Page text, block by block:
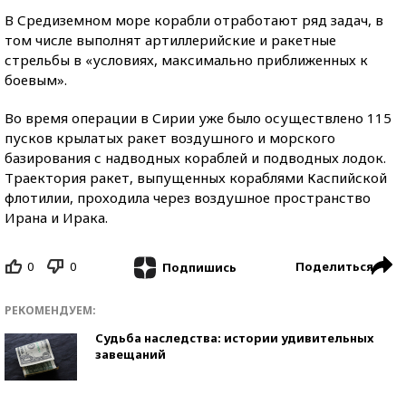
В Средиземном море корабли отработают ряд задач, в
том числе выполнят артиллерийские и ракетные
стрельбы в «условиях, максимально приближенных к
боевым».
Во время операции в Сирии уже было осуществлено 115
пусков крылатых ракет воздушного и морского
базирования с надводных кораблей и подводных лодок.
Траектория ракет, выпущенных кораблями Каспийской
флотилии, проходила через воздушное пространство
Ирана и Ирака.
0 0 Подпишись Поделиться
РЕКОМЕНДУЕМ:
Судьба наследства: истории удивительных
завещаний